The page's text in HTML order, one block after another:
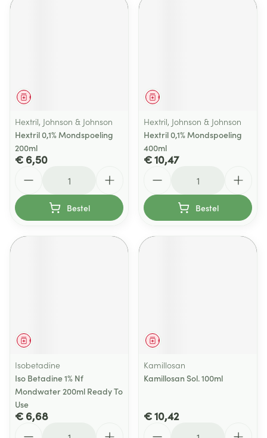
Geneesmiddel
Hextril, Johnson & Johnson
Hextril 0,1% Mondspoeling
200ml
€ 6,50
Bestel
Geneesmiddel
Hextril, Johnson & Johnson
Hextril 0,1% Mondspoeling
400ml
€ 10,47
Bestel
Geneesmiddel
Isobetadine
Iso Betadine 1% Nf
Mondwater 200ml Ready To
Use
€ 6,68
Geneesmiddel
Kamillosan
Kamillosan Sol. 100ml
€ 10,42